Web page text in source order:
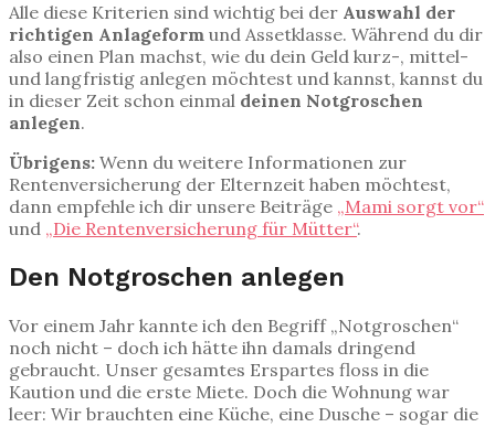
Alle diese Kriterien sind wichtig bei der Auswahl der
richtigen Anlageform und Assetklasse. Während du dir
also einen Plan machst, wie du dein Geld kurz-, mittel-
und langfristig anlegen möchtest und kannst, kannst du
in dieser Zeit schon einmal deinen Notgroschen
anlegen.
Übrigens: Wenn du weitere Informationen zur
Rentenversicherung der Elternzeit haben möchtest,
dann empfehle ich dir unsere Beiträge „Mami sorgt vor“
und „Die Rentenversicherung für Mütter“.
Den Notgroschen anlegen
Vor einem Jahr kannte ich den Begriff „Notgroschen“
noch nicht – doch ich hätte ihn damals dringend
gebraucht. Unser gesamtes Erspartes floss in die
Kaution und die erste Miete. Doch die Wohnung war
leer: Wir brauchten eine Küche, eine Dusche – sogar die